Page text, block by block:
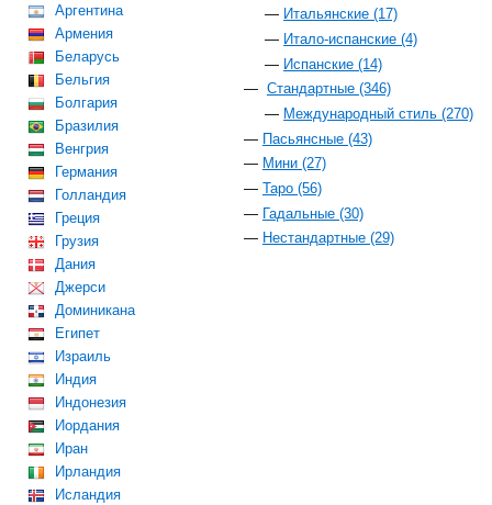
Аргентина
Армения
Беларусь
Бельгия
Болгария
Бразилия
Венгрия
Германия
Голландия
Греция
Грузия
Дания
Джерси
Доминикана
Египет
Израиль
Индия
Индонезия
Иордания
Иран
Ирландия
Исландия
Итальянские (17)
Итало-испанские (4)
Испанские (14)
Стандартные (346)
Международный стиль (270)
Пасьянсные (43)
Мини (27)
Таро (56)
Гадальные (30)
Нестандартные (29)